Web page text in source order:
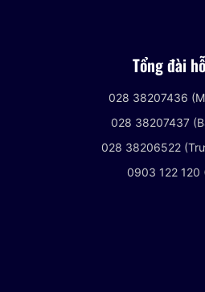
Tổng đài
028 38207436
028 38207437
028 38206522
0903 122 120